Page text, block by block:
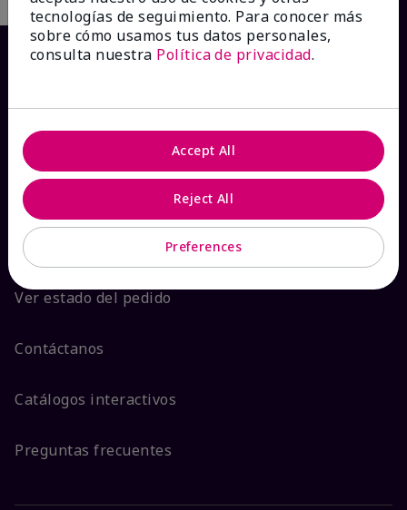
¿CÓMO PODEMOS AYUDAR?
Recibe e-mails
Ver estado del pedido
Contáctanos
Catálogos interactivos
Preguntas frecuentes
tecnologías de seguimiento. Para conocer más
sobre cómo usamos tus datos personales,
consulta nuestra Política de privacidad.
Preferences
Reject All
Accept All